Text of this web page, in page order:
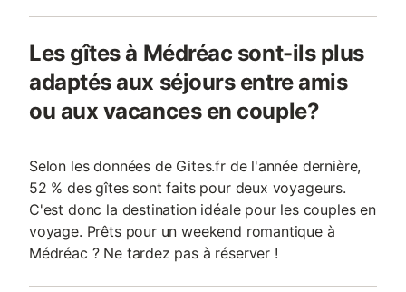
Les gîtes à Médréac sont-ils plus
adaptés aux séjours entre amis
ou aux vacances en couple?
Selon les données de Gites.fr de l'année dernière,
52 % des gîtes sont faits pour deux voyageurs.
C'est donc la destination idéale pour les couples en
voyage. Prêts pour un weekend romantique à
Médréac ? Ne tardez pas à réserver !